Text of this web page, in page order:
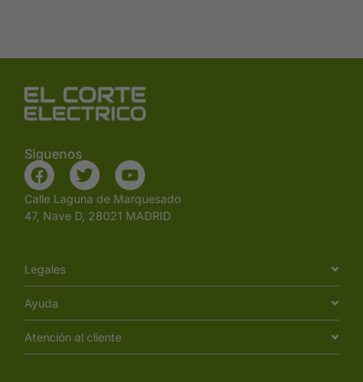
Siguenos
Calle Laguna de Marquesado
47, Nave D, 28021 MADRID
Legales
Ayuda
Atención al cliente